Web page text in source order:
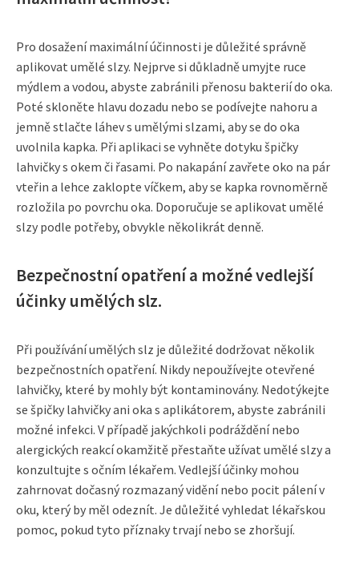
Pro dosažení maximální účinnosti je důležité správně
aplikovat umělé slzy. Nejprve si důkladně umyjte ruce
mýdlem a vodou, abyste zabránili přenosu bakterií do oka.
Poté skloněte hlavu dozadu nebo se podívejte nahoru a
jemně stlačte láhev s umělými slzami, aby se do oka
uvolnila kapka. Při aplikaci se vyhněte dotyku špičky
lahvičky s okem či řasami. Po nakapání zavřete oko na pár
vteřin a lehce zaklopte víčkem, aby se kapka rovnoměrně
rozložila po povrchu oka. Doporučuje se aplikovat umělé
slzy podle potřeby, obvykle několikrát denně.
Bezpečnostní opatření a možné vedlejší
účinky umělých slz.
Při používání umělých slz je důležité dodržovat několik
bezpečnostních opatření. Nikdy nepoužívejte otevřené
lahvičky, které by mohly být kontaminovány. Nedotýkejte
se špičky lahvičky ani oka s aplikátorem, abyste zabránili
možné infekci. V případě jakýchkoli podráždění nebo
alergických reakcí okamžitě přestaňte užívat umělé slzy a
konzultujte s očním lékařem. Vedlejší účinky mohou
zahrnovat dočasný rozmazaný vidění nebo pocit pálení v
oku, který by měl odeznít. Je důležité vyhledat lékařskou
pomoc, pokud tyto příznaky trvají nebo se zhoršují.